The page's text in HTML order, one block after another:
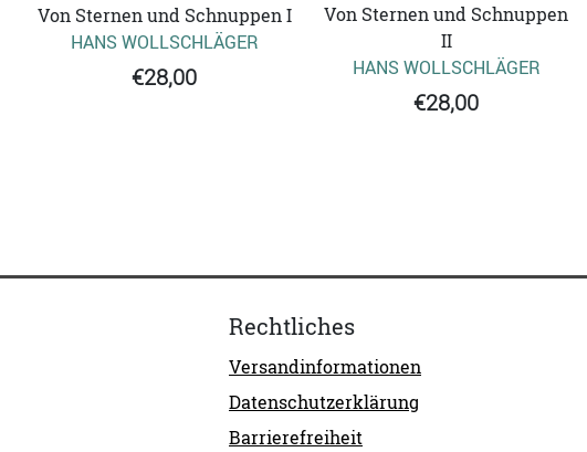
Von Sternen und Schnuppen I
HANS WOLLSCHLÄGER
€28,00
Von Sternen und Schnuppen
II
HANS WOLLSCHLÄGER
€28,00
Rechtliches
Versandinformationen
Datenschutzerklärung
Barrierefreiheit